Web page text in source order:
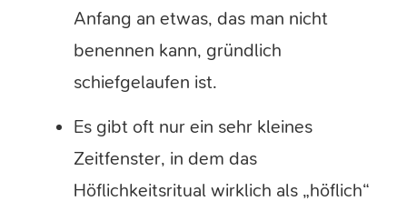
Anfang an etwas, das man nicht
benennen kann, gründlich
schiefgelaufen ist.
Es gibt oft nur ein sehr kleines
Zeitfenster, in dem das
Höflichkeitsritual wirklich als „höflich“